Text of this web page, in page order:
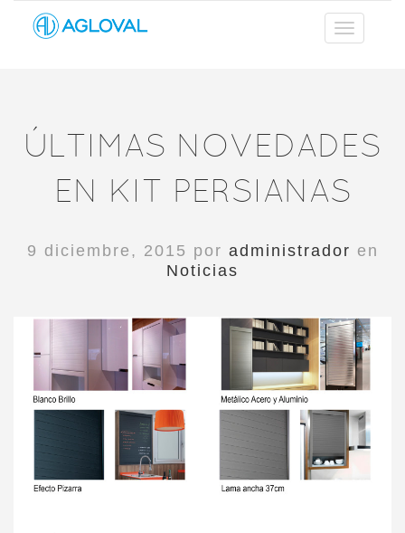
ÚLTIMAS NOVEDADES
EN KIT PERSIANAS
9 diciembre, 2015 por administrador en
Noticias